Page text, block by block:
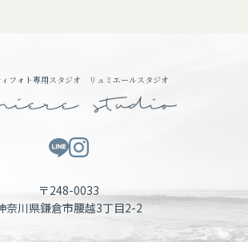
ィフォト専用スタジオ リュミエールスタジオ
〒248-0033
奈川県鎌倉市腰越3丁目2-2